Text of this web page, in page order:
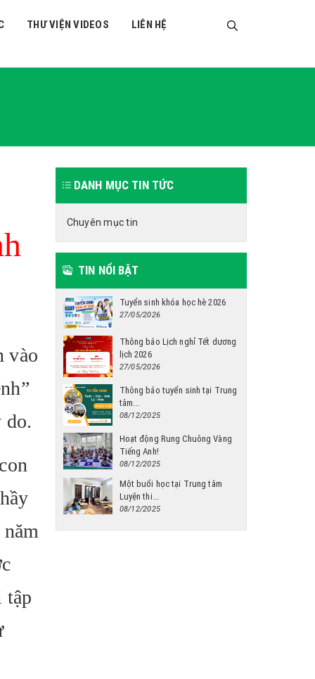
THƯ VIỆN VIDEOS LIÊN HỆ
vào
do.
tập
DANH MỤC TIN TỨC
Chuyên mục tin
TIN NỔI BẬT
Tuyển sinh khóa học hè 2026
27/05/2026
Thông báo Lịch nghỉ Tết dương
lịch 2026
27/05/2026
Thông báo tuyển sinh tại Trung
tâm...
08/12/2025
Hoạt động Rung Chuông Vàng
Tiếng Anh!
08/12/2025
Một buổi học tại Trung tâm
Luyện thi...
08/12/2025